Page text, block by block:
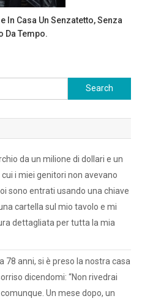
Casa Un Senzatetto, Senza
Da Tempo.
Search
for:
da un milione di dollari e un
i miei genitori non avevano
sono entrati usando una chiave
cartella sul mio tavolo e mi
dettagliata per tutta la mia
78 anni, si è preso la nostra casa
dicendomi: “Non rivedrai
Un mese dopo, un